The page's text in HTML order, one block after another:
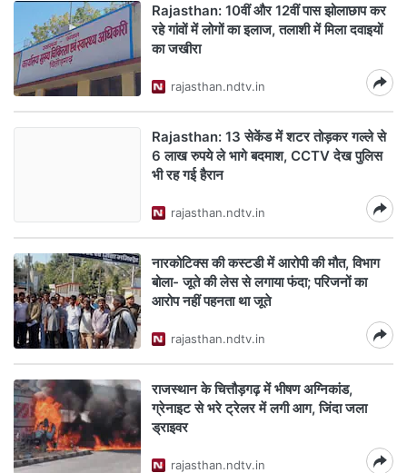
Rajasthan: 10वीं और 12वीं पास झोलाछाप कर
रहे गांवों में लोगों का इलाज, तलाशी में मिला दवाइयों
का जखीरा
rajasthan.ndtv.in
Rajasthan: 13 सेकेंड में शटर तोड़कर गल्ले से
6 लाख रुपये ले भागे बदमाश, CCTV देख पुलिस
भी रह गई हैरान
rajasthan.ndtv.in
नारकोटिक्स की कस्टडी में आरोपी की मौत, विभाग
बोला- जूते की लेस से लगाया फंदा; परिजनों का
आरोप नहीं पहनता था जूते
rajasthan.ndtv.in
राजस्थान के चित्तौड़गढ़ में भीषण अग्निकांड,
ग्रेनाइट से भरे ट्रेलर में लगी आग, जिंदा जला
ड्राइवर
rajasthan.ndtv.in